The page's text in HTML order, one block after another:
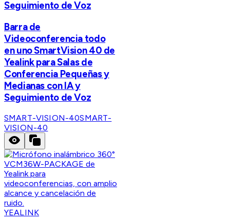
Seguimiento de Voz
Barra de
Videoconferencia todo
en uno SmartVision 40 de
Yealink para Salas de
Conferencia Pequeñas y
Medianas con IA y
Seguimiento de Voz
SMART-VISION-40SMART-
VISION-40
YEALINK